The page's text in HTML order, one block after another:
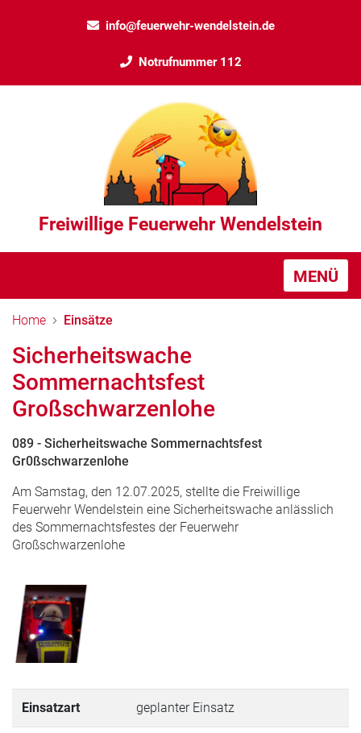
info@feuerwehr-wendelstein.de
Notrufnummer 112
Freiwillige Feuerwehr Wendelstein
MENÜ
Home Einsätze
Sicherheitswache
Sommernachtsfest
Großschwarzenlohe
089 - Sicherheitswache Sommernachtsfest
Gr0ßschwarzenlohe
Am Samstag, den 12.07.2025, stellte die Freiwillige
Feuerwehr Wendelstein eine Sicherheitswache anlässlich
des Sommernachtsfestes der Feuerwehr
Großschwarzenlohe
Einsatzart geplanter Einsatz